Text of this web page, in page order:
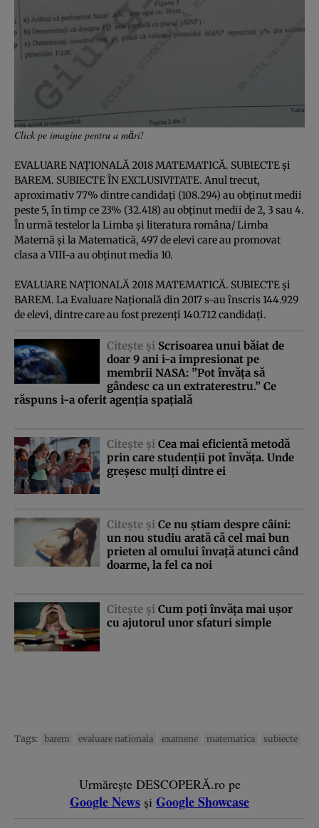
Click pe imagine pentru a mări!
EVALUARE NAŢIONALĂ 2018 MATEMATICĂ. SUBIECTE şi
BAREM. SUBIECTE ÎN EXCLUSIVITATE. Anul trecut,
aproximativ 77% dintre candidaţi (108.294) au obţinut medii
peste 5, în timp ce 23% (32.418) au obţinut medii de 2, 3 sau 4.
În urmă testelor la Limba şi literatura româna/ Limba
Maternă şi la Matematică, 497 de elevi care au promovat
clasa a VIII-a au obţinut media 10.
EVALUARE NAŢIONALĂ 2018 MATEMATICĂ. SUBIECTE şi
BAREM. La Evaluare Naţională din 2017 s-au înscris 144.929
de elevi, dintre care au fost prezenţi 140.712 candidaţi.
Citeşte şi Scrisoarea unui băiat de
doar 9 ani i-a impresionat pe
membrii NASA: ”Pot învăţa să
gândesc ca un extraterestru.” Ce
răspuns i-a oferit agenţia spaţială
Citeşte şi Cea mai eficientă metodă
prin care studenţii pot învăţa. Unde
greşesc mulţi dintre ei
Citeşte şi Ce nu ştiam despre câini:
un nou studiu arată că cel mai bun
prieten al omului învaţă atunci când
doarme, la fel ca noi
Citeşte şi Cum poţi învăţa mai uşor
cu ajutorul unor sfaturi simple
Tags: barem evaluare nationala examene matematica subiecte
Urmărește DESCOPERĂ.ro pe
Google News și Google Showcase